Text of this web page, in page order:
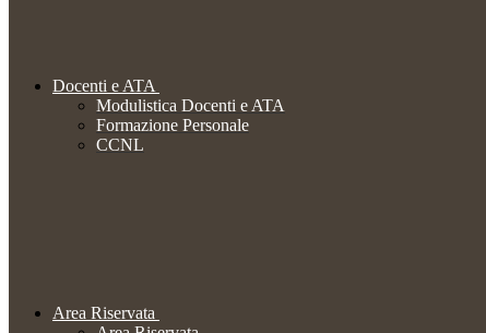
Docenti e ATA
Modulistica Docenti e ATA
Formazione Personale
CCNL
Area Riservata